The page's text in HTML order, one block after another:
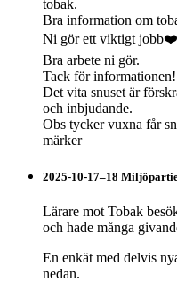
tobak.
Bra information om
Ni gör ett viktigt jobb❤️
Bra arbete ni gör.
Tack för informationen!
Det vita snuset är
och inbjudande.
Obs tycker vuxna får
märker
2025-10-17–18
Lärare mot Tobak
och hade många
En enkät med delvis
nedan.